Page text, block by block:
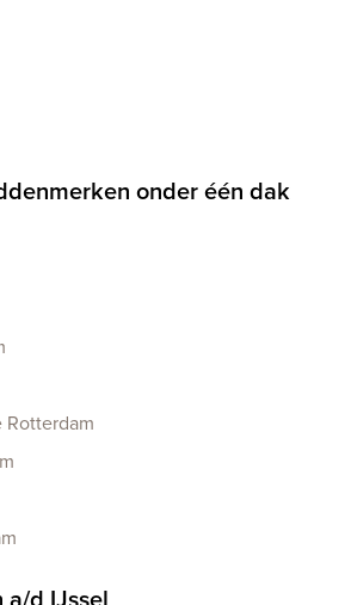
onder één dak
Rotterdam